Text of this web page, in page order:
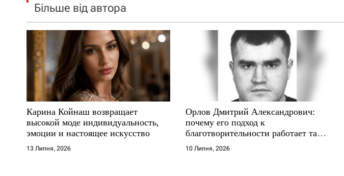
Більше від автора
Карина Койнаш возвращает
высокой моде индивидуальность,
эмоции и настоящее искусство
13 Липня, 2026
Орлов Дмитрий Александрович:
почему его подход к
благотворительности работает там,
где другие не выдерживают
10 Липня, 2026